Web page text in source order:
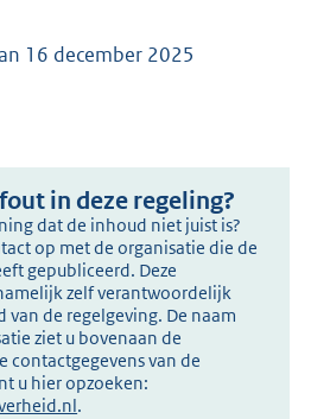
16 december 2025
in deze regeling?
dat de inhoud niet juist is?
op met de organisatie die de
gepubliceerd. Deze
zelf verantwoordelijk
van de regelgeving. De naam
ziet u bovenaan de
contactgegevens van de
u hier opzoeken:
.